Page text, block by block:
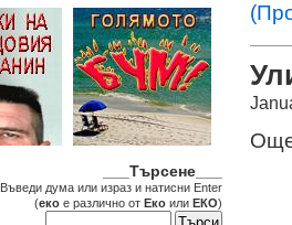
Още
___Търсене___
Въведи дума или израз и натисни Enter
(еко е различно от Еко или ЕКО)